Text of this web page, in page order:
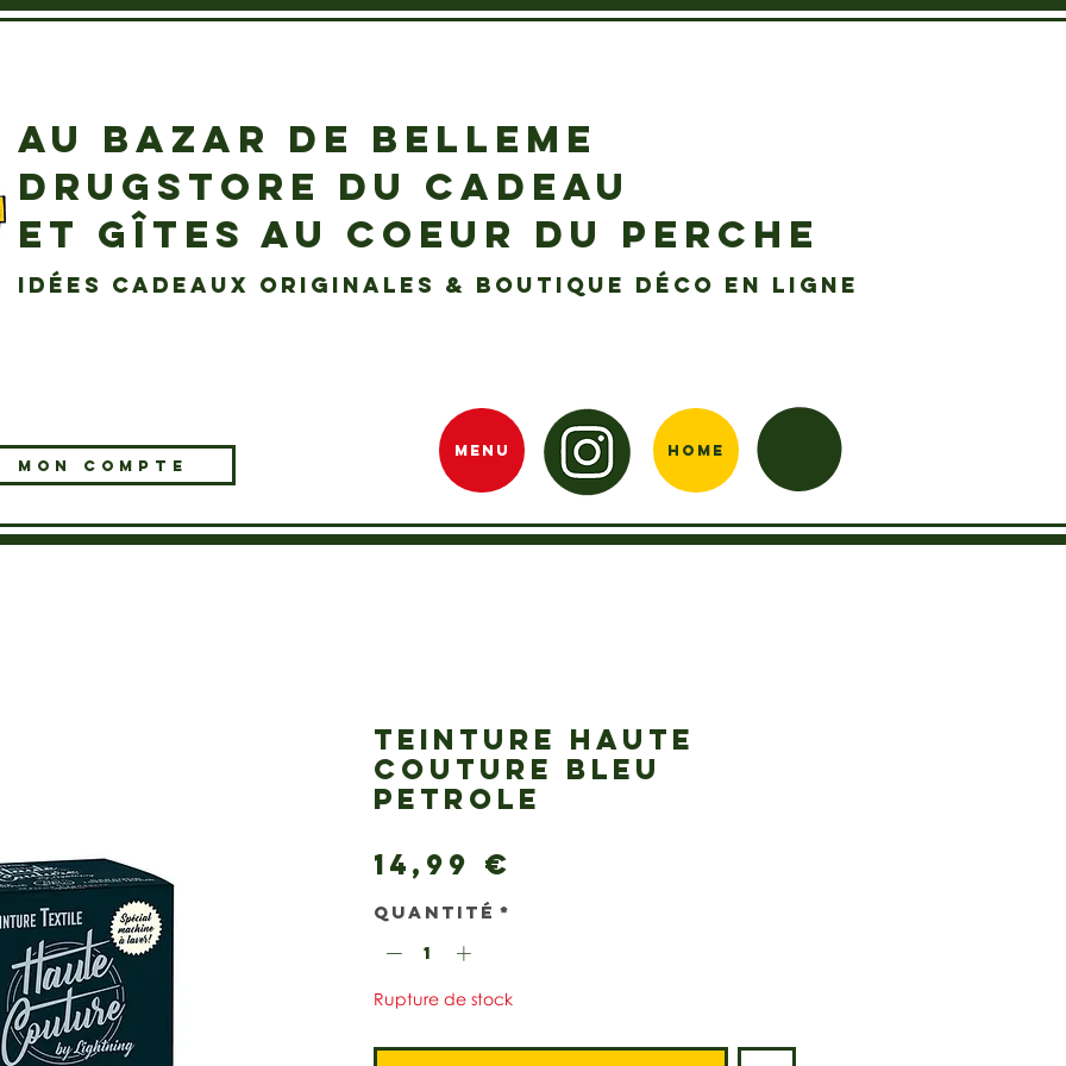
AU BAZAR DE BELLEME
DRUGSTORE DU CADEAU
ET GÎTES AU COEUR DU PERCHE
idées cadeaux originales & boutique déco en ligne
MON COMPTE
MENU Home
TEINTURE HAUTE
COUTURE BLEU
PETROLE
14,99 €
Quantité *
Rupture de stock